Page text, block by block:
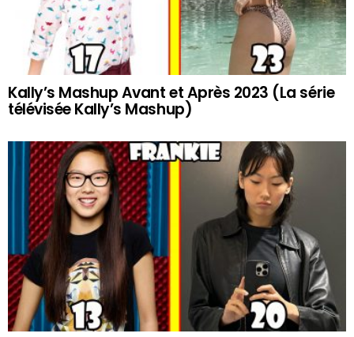
Kally’s Mashup Avant et Après 2023 (La série
télévisée Kally’s Mashup)